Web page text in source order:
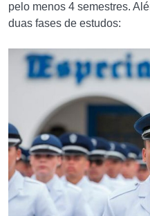
pelo menos 4 semestres.
duas fases de estudos: